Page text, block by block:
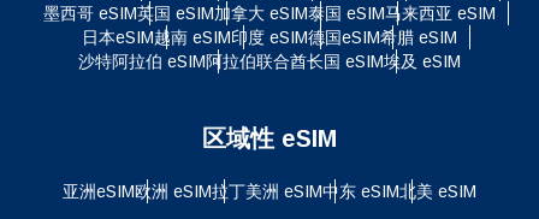
墨西哥 eSIM英国 eSIM加拿大 eSIM泰国 eSIM马来西亚 eSIM
日本eSIM越南 eSIM印度 eSIM德国eSIM希腊 eSIM
沙特阿拉伯 eSIM阿拉伯联合酋长国 eSIM埃及 eSIM
区域性 eSIM
亚洲eSIM欧洲 eSIM拉丁美洲 eSIM中东 eSIM北美 eSIM